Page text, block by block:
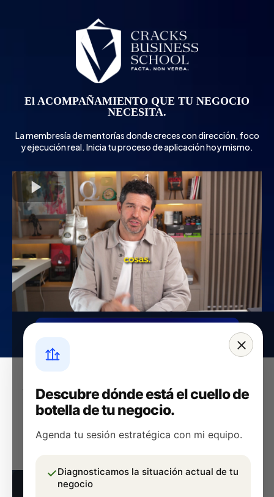
El ACOMPAÑAMIENTO QUE TU NEGOCIO
NECESITA.
La membresía de mentorías donde creces con dirección, foco
y ejecución real. Inicia tu proceso de aplicación hoy mismo.
Descubre dónde está el cuello de
botella de tu negocio.
Agenda tu sesión estratégica con mi equipo.
✓Diagnosticamos la situación actual de tu
negocio
RESULTADOS REALES